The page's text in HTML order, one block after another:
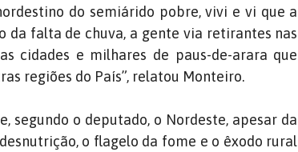
do semiárido pobre, vivi e vi que a
da falta de chuva, a gente via retirantes nas
cidades e milhares de paus-de-arara que
regiões do País”, relatou Monteiro.
segundo o deputado, o Nordeste, apesar da
o flagelo da fome e o êxodo rural